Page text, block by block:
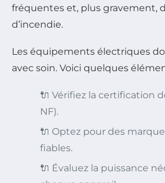
fréquentes et, plus gravement,
d’incendie.
Les équipements électriques
avec soin. Voici quelques
🔌 Vérifiez la certification
NF).
🔌 Optez pour des
fiables.
🔌 Évaluez la puissance